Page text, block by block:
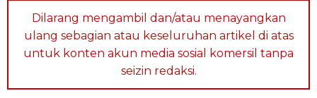
Dilarang mengambil dan/atau menayangkan
ulang sebagian atau keseluruhan artikel di atas
untuk konten akun media sosial komersil tanpa
seizin redaksi.